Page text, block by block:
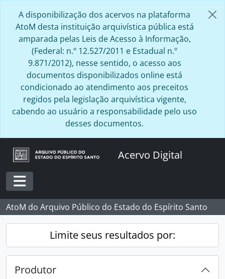
A disponibilização dos acervos na plataforma
AtoM desta instituição arquivística pública está
amparada pelas Leis de Acesso à Informação,
(Federal: n.º 12.527/2011 e Estadual n.º
9.871/2012), nesse sentido, o acesso aos
documentos disponibilizados online está
condicionado ao atendimento aos preceitos
regidos pela legislação arquivística vigente,
cabendo ao usuário a responsabilidade pelo uso
desses documentos.
Acervo Digital
Toggle navigation
AtoM do Arquivo Público do Estado do Espírito Santo
Limite seus resultados por:
Produtor